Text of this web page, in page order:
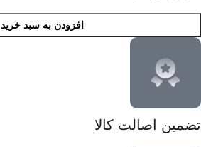
افزودن به سبد خرید
تضمین اصالت کالا